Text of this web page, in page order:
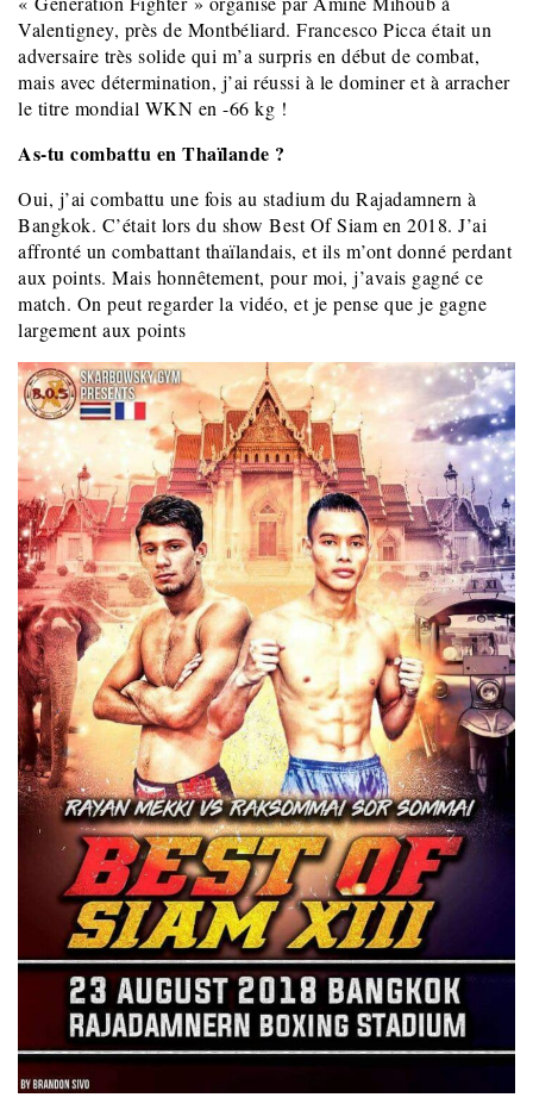
Valentigney, près de Montbéliard. Francesco Picca était un
adversaire très solide qui m’a surpris en début de combat,
mais avec détermination, j’ai réussi à le dominer et à arracher
le titre mondial WKN en -66 kg !
As-tu combattu en Thaïlande ?
Oui, j’ai combattu une fois au stadium du Rajadamnern à
Bangkok. C’était lors du show Best Of Siam en 2018. J’ai
affronté un combattant thaïlandais, et ils m’ont donné perdant
aux points. Mais honnêtement, pour moi, j’avais gagné ce
match. On peut regarder la vidéo, et je pense que je gagne
largement aux points